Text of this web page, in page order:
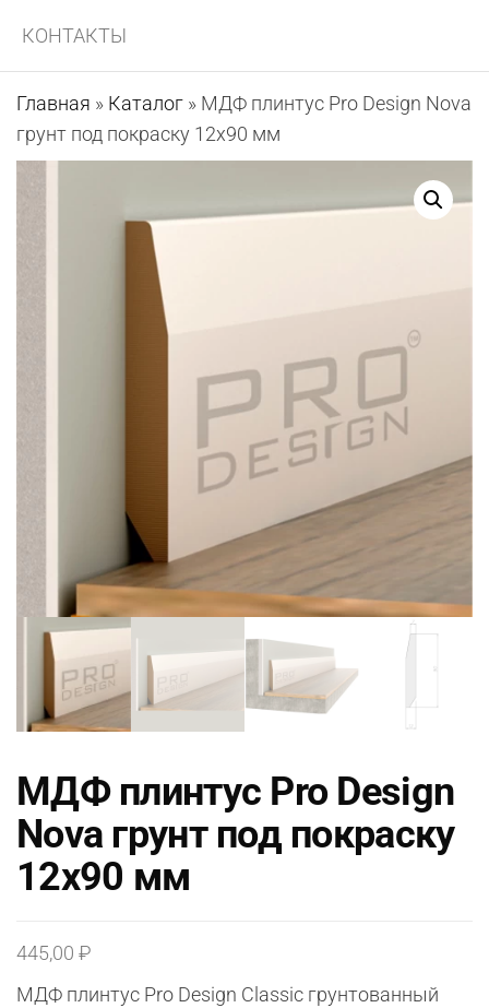
КОНТАКТЫ
Главная » Каталог » МДФ плинтус Pro Design Nova
грунт под покраску 12х90 мм
МДФ плинтус Pro Design
Nova грунт под покраску
12х90 мм
445,00 ₽
МДФ плинтус Pro Design Classic грунтованный